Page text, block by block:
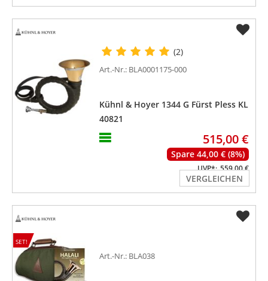
(2)
Art.-Nr.: BLA0001175-000
Kühnl & Hoyer 1344 G Fürst Pless KL
40821
515,00 €
Spare 44,00 € (8%)
UVP*: 559,00 €
VERGLEICHEN
SET!
Art.-Nr.: BLA038